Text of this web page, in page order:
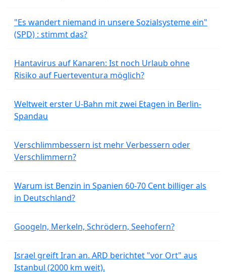
"Es wandert niemand in unsere Sozialsysteme ein"
(SPD) : stimmt das?
Hantavirus auf Kanaren: Ist noch Urlaub ohne
Risiko auf Fuerteventura möglich?
Weltweit erster U-Bahn mit zwei Etagen in Berlin-
Spandau
Verschlimmbessern ist mehr Verbessern oder
Verschlimmern?
Warum ist Benzin in Spanien 60-70 Cent billiger als
in Deutschland?
Googeln, Merkeln, Schrödern, Seehofern?
Israel greift Iran an. ARD berichtet "vor Ort" aus
Istanbul (2000 km weit).